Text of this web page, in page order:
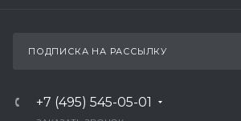
ПОДПИСКА НА РАССЫЛКУ
+7 (495) 545-05-01